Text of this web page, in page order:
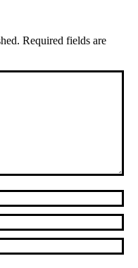
Required fields are